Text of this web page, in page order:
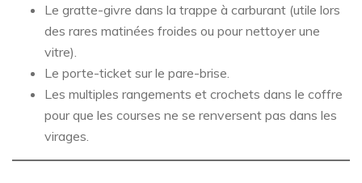
Le gratte-givre dans la trappe à carburant (utile lors
des rares matinées froides ou pour nettoyer une
vitre).
Le porte-ticket sur le pare-brise.
Les multiples rangements et crochets dans le coffre
pour que les courses ne se renversent pas dans les
virages.